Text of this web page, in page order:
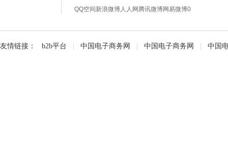
QQ空间 新浪微博人人网 腾讯微博网易微博0
友情链接： b2b平台 中国电子商务网 中国电子商务网 中国